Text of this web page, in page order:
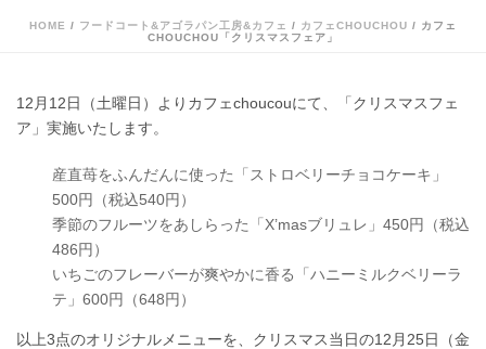
HOME / フードコート&アゴラパン工房&カフェ / カフェCHOUCHOU / カフェ
CHOUCHOU「クリスマスフェア」
12月12日（土曜日）よりカフェchoucouにて、「クリスマスフェ
ア」実施いたします。
産直苺をふんだんに使った「ストロベリーチョコケーキ」
500円（税込540円）
季節のフルーツをあしらった「X’masブリュレ」450円（税込
486円）
いちごのフレーバーが爽やかに香る「ハニーミルクベリーラ
テ」600円（648円）
以上3点のオリジナルメニューを、クリスマス当日の12月25日（金